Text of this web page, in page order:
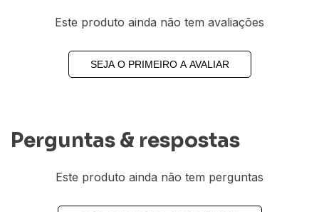
Este produto ainda não tem avaliações
SEJA O PRIMEIRO A AVALIAR
Perguntas & respostas
Este produto ainda não tem perguntas